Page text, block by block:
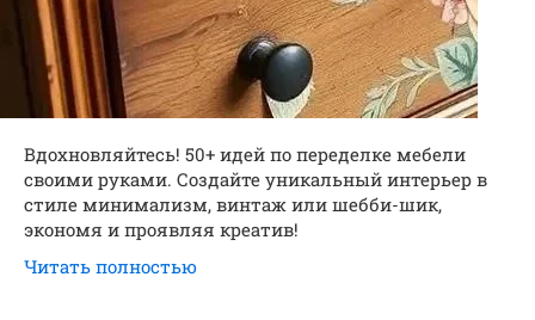
Вдохновляйтесь! 50+ идей по переделке мебели
своими руками. Создайте уникальный интерьер в
стиле минимализм, винтаж или шебби-шик,
экономя и проявляя креатив!
Читать полностью